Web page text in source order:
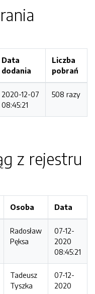
Data
dodania
Liczba
pobrań
2020-12-07
08:45:21
508 razy
z rejestru
Osoba Data
Radosław
Pęksa
07-12-
2020
08:45:21
Tadeusz
Tyszka
07-12-
2020